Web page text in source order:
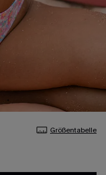
Größentabelle